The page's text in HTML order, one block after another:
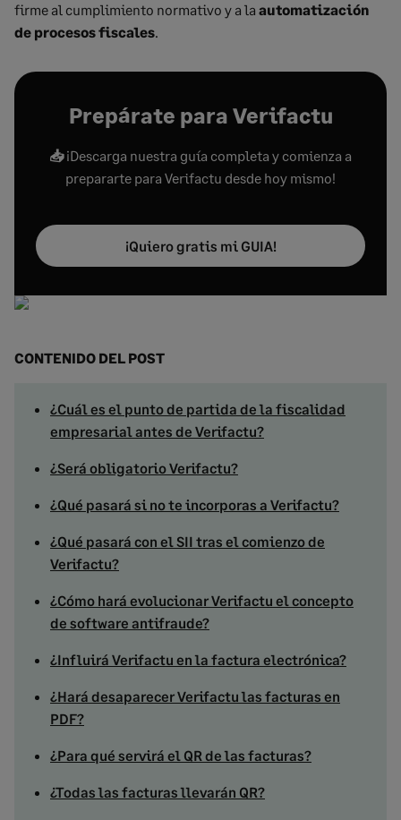
firme al cumplimiento normativo y a la automatización
de procesos fiscales.
Prepárate para Verifactu
📥¡Descarga nuestra guía completa y comienza a
prepararte para Verifactu desde hoy mismo!
¡Quiero gratis mi GUIA!
CONTENIDO DEL POST
¿Cuál es el punto de partida de la fiscalidad
empresarial antes de Verifactu?
¿Será obligatorio Verifactu?
¿Qué pasará si no te incorporas a Verifactu?
¿Qué pasará con el SII tras el comienzo de
Verifactu?
¿Cómo hará evolucionar Verifactu el concepto
de software antifraude?
¿Influirá Verifactu en la factura electrónica?
¿Hará desaparecer Verifactu las facturas en
PDF?
¿Para qué servirá el QR de las facturas?
¿Todas las facturas llevarán QR?